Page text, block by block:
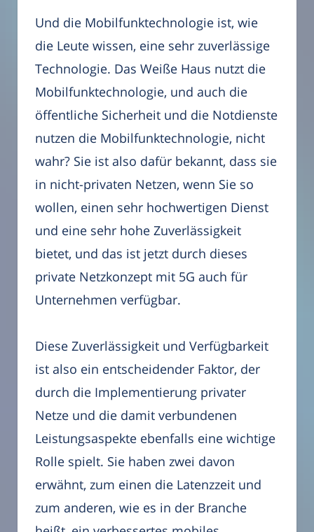
Und die Mobilfunktechnologie ist, wie
die Leute wissen, eine sehr zuverlässige
Technologie. Das Weiße Haus nutzt die
Mobilfunktechnologie, und auch die
öffentliche Sicherheit und die Notdienste
nutzen die Mobilfunktechnologie, nicht
wahr? Sie ist also dafür bekannt, dass sie
in nicht-privaten Netzen, wenn Sie so
wollen, einen sehr hochwertigen Dienst
und eine sehr hohe Zuverlässigkeit
bietet, und das ist jetzt durch dieses
private Netzkonzept mit 5G auch für
Unternehmen verfügbar.
Diese Zuverlässigkeit und Verfügbarkeit
ist also ein entscheidender Faktor, der
durch die Implementierung privater
Netze und die damit verbundenen
Leistungsaspekte ebenfalls eine wichtige
Rolle spielt. Sie haben zwei davon
erwähnt, zum einen die Latenzzeit und
zum anderen, wie es in der Branche